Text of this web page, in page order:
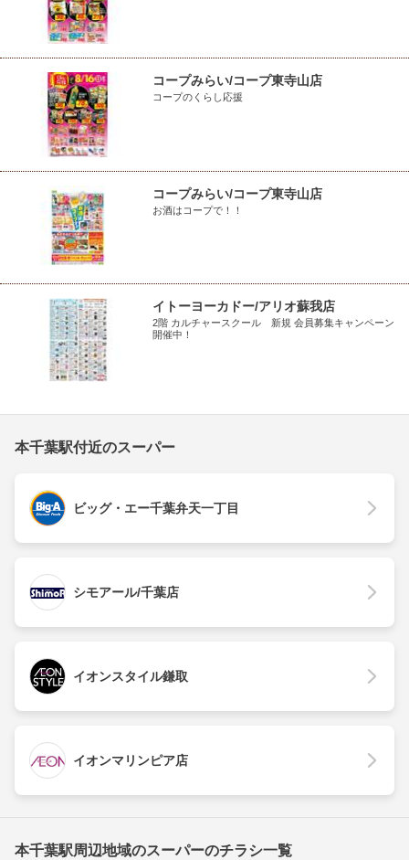
コープみらい/コープ東寺山店
コープのくらし応援
コープみらい/コープ東寺山店
お酒はコープで！！
イトーヨーカドー/アリオ蘇我店
2階 カルチャースクール 新規 会員募集キャンペーン
開催中！
本千葉駅付近のスーパー
ビッグ・エー千葉弁天一丁目
シモアール/千葉店
イオンスタイル鎌取
イオンマリンピア店
本千葉駅周辺地域のスーパーのチラシ一覧